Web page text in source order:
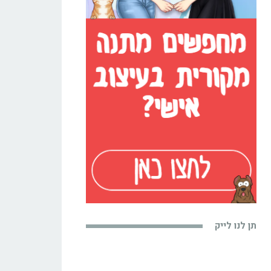
תן לנו לייק